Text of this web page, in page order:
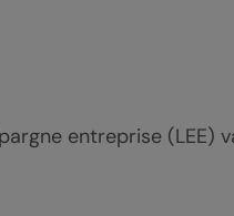
entreprise (LEE)